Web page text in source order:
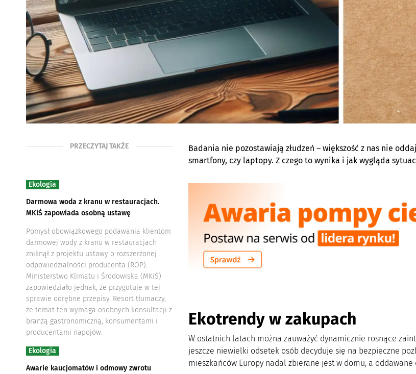
PRZECZYTAJ TAKŻE
Ekologia
Darmowa woda z kranu w restauracjach.
MKiŚ zapowiada osobną ustawę
Pomysł obowiązkowego podawania klientom
darmowej wody z kranu w restauracjach
zniknął z projektu ustawy o rozszerzonej
odpowiedzialności producenta (ROP).
Ministerstwo Klimatu i Środowiska (MKiŚ)
zapowiedziało jednak, że przygotuje w tej
sprawie odrębne przepisy. Resort tłumaczy,
że temat ten wymaga osobnych konsultacji z
branżą gastronomiczną, konsumentami i
producentami napojów.
Ekologia
Awarie kaucjomatów i odmowy zwrotu
Badania nie pozostawiają złudzeń – większość z nas nie
smartfony, czy laptopy. Z czego to wynika i jak wygląda
Ekotrendy w zakupach
W ostatnich latach można zauważyć dynamicznie rosnące
jeszcze niewielki odsetek osób decyduje się na bezpieczne
mieszkańców Europy nadal zbierane jest w domu, a